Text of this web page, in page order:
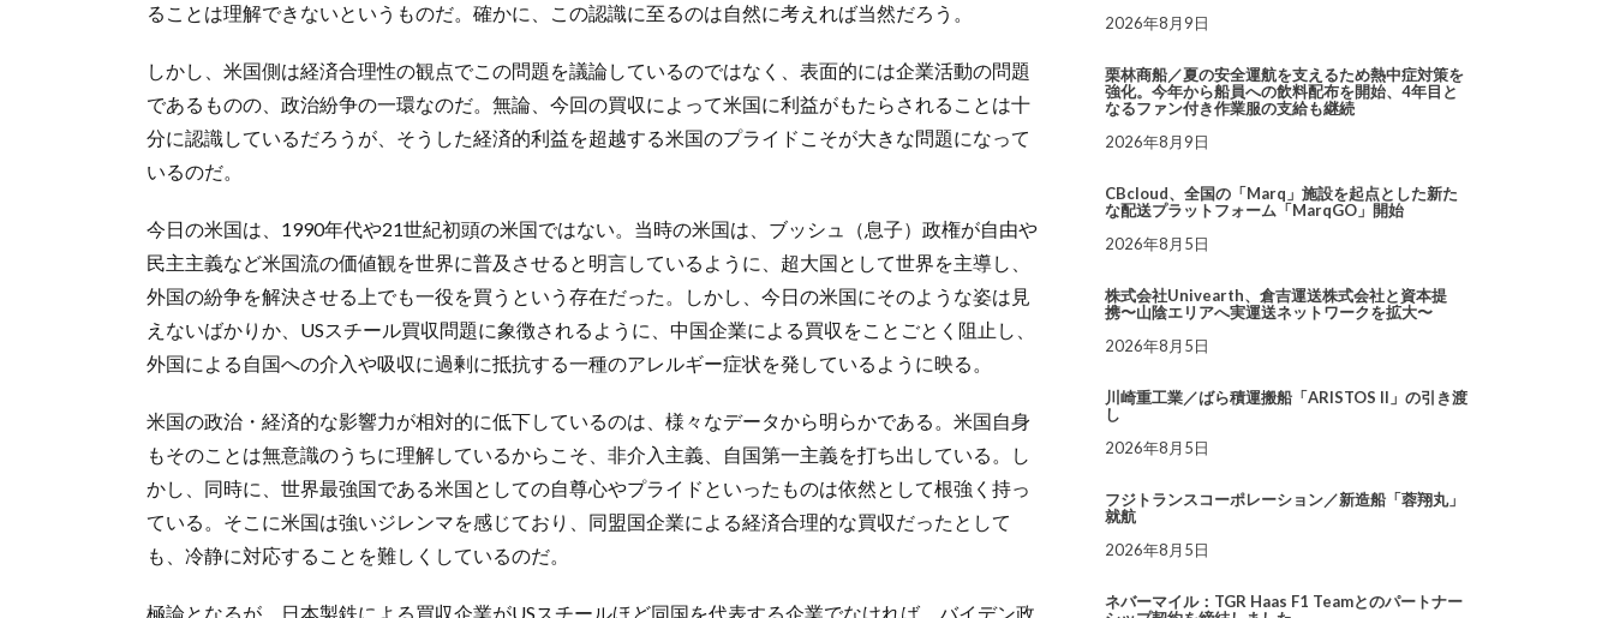
ることは理解できないというものだ。確かに、この認識に至るのは自然に考えれば当然だろう。
しかし、米国側は経済合理性の観点でこの問題を議論しているのではなく、表面的には企業活動の問題
であるものの、政治紛争の一環なのだ。無論、今回の買収によって米国に利益がもたらされることは十
分に認識しているだろうが、そうした経済的利益を超越する米国のプライドこそが大きな問題になって
いるのだ。
今日の米国は、1990年代や21世紀初頭の米国ではない。当時の米国は、ブッシュ（息子）政権が自由や
民主主義など米国流の価値観を世界に普及させると明言しているように、超大国として世界を主導し、
外国の紛争を解決させる上でも一役を買うという存在だった。しかし、今日の米国にそのような姿は見
えないばかりか、USスチール買収問題に象徴されるように、中国企業による買収をことごとく阻止し、
外国による自国への介入や吸収に過剰に抵抗する一種のアレルギー症状を発しているように映る。
米国の政治・経済的な影響力が相対的に低下しているのは、様々なデータから明らかである。米国自身
もそのことは無意識のうちに理解しているからこそ、非介入主義、自国第一主義を打ち出している。し
かし、同時に、世界最強国である米国としての自尊心やプライドといったものは依然として根強く持っ
ている。そこに米国は強いジレンマを感じており、同盟国企業による経済合理的な買収だったとして
も、冷静に対応することを難しくしているのだ。
極論となるが、日本製鉄による買収企業がUSスチールほど同国を代表する企業でなければ、バイデン政
2026年8月9日
栗林商船／夏の安全運航を支えるため熱中症対策を
強化。今年から船員への飲料配布を開始、4年目と
なるファン付き作業服の支給も継続
2026年8月9日
CBcloud、全国の「Marq」施設を起点とした新た
な配送プラットフォーム「MarqGO」開始
2026年8月5日
株式会社Univearth、倉吉運送株式会社と資本提
携〜山陰エリアへ実運送ネットワークを拡大〜
2026年8月5日
川崎重工業／ばら積運搬船「ARISTOS II」の引き渡
し
2026年8月5日
フジトランスコーポレーション／新造船「蓉翔丸」
就航
2026年8月5日
ネバーマイル：TGR Haas F1 Teamとのパートナー